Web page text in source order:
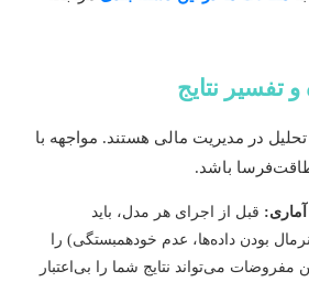
نتایج
در مدیریت مالی هستند. مواجهه با
باشد.
قبل از اجرای هر مدل، باید
داده‌ها، عدم خودهمبستگی) را
می‌تواند نتایج شما را بی‌اعتبار